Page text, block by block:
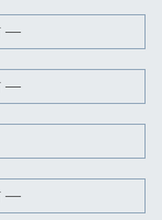
—
—
—